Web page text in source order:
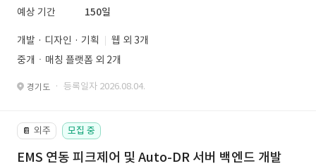
예상 기간
150일
개발 · 디자인 · 기획
웹 외 3개
중개ㆍ매칭 플랫폼 외 2개
경기도 · 등록일자 2026.08.04.
📔 외주 모집 중
EMS 연동 피크제어 및 Auto-DR 서버 백엔드 개발